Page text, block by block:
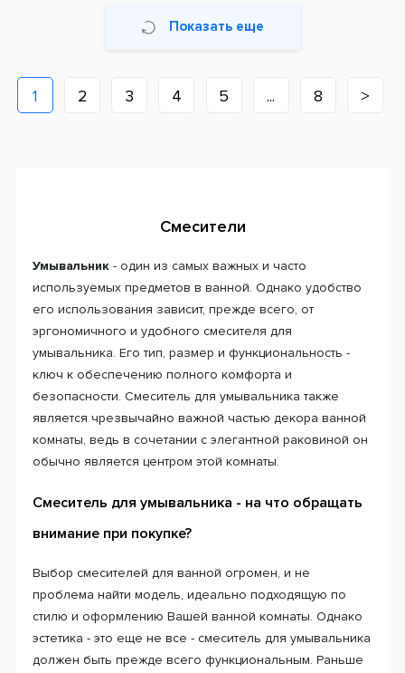
Показать еще
1 2 3 4 5 ... 8 >
Смесители
Умывальник - один из самых важных и часто
используемых предметов в ванной. Однако удобство
его использования зависит, прежде всего, от
эргономичного и удобного смесителя для
умывальника. Его тип, размер и функциональность -
ключ к обеспечению полного комфорта и
безопасности. Смеситель для умывальника также
является чрезвычайно важной частью декора ванной
комнаты, ведь в сочетании с элегантной раковиной он
обычно является центром этой комнаты.
Смеситель для умывальника - на что обращать
внимание при покупке?
Выбор смесителей для ванной огромен, и не
проблема найти модель, идеально подходящую по
стилю и оформлению Вашей ванной комнаты. Однако
эстетика - это еще не все - смеситель для умывальника
должен быть прежде всего функциональным. Раньше